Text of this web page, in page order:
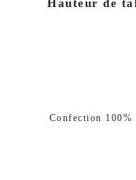
Hauteur de
Confection 100%